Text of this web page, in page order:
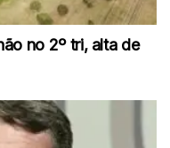
no 2º tri, alta de